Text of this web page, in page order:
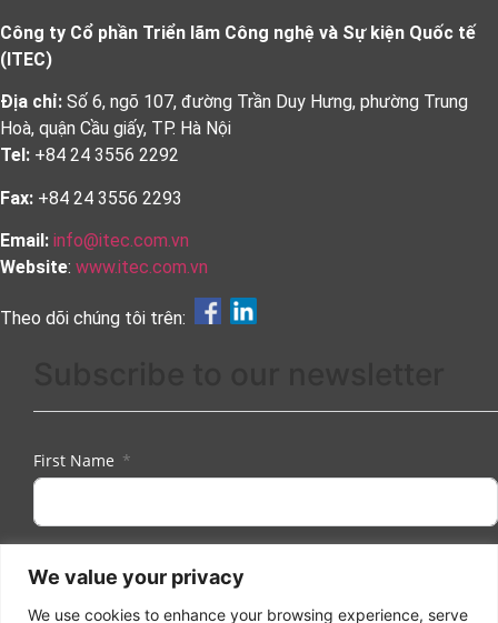
We value your privacy
We use cookies to enhance your browsing experience, serve
Công ty Cổ phần Triển lãm Công nghệ và Sự kiện Quốc tế
(ITEC)
Địa chỉ: Số 6, ngõ 107, đường Trần Duy Hưng, phường Trung
Hoà, quận Cầu giấy, TP. Hà Nội
Tel: +84 24 3556 2292
Fax: +84 24 3556 2293
Email: info@itec.com.vn
Website: www.itec.com.vn
Theo dõi chúng tôi trên:
First Name